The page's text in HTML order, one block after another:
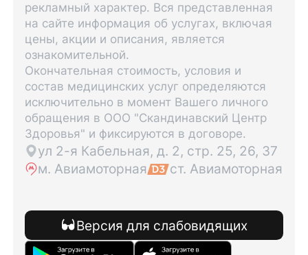
рекламный характер. Вся представленная
на сайте информация об услугах, включая
цены, акции и описания, является
ознакомительной.
Окончательная стоимость, условия и
состав медицинских услуг определяются
исключительно в момент Вашего личного
обращения в ООО "Скандинавский Центр
Здоровья" и фиксируются в договоре.
ул 2-я Кабельная, д. 2, стр. 25, 26, 37
м. Авиамоторная
ст. Авиамоторная
Версия для слабовидящих